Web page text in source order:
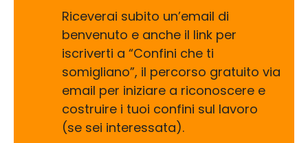
Riceverai subito un’email di
benvenuto e anche il link per
iscriverti a “Confini che ti
somigliano”, il percorso gratuito via
email per iniziare a riconoscere e
costruire i tuoi confini sul lavoro
(se sei interessata).